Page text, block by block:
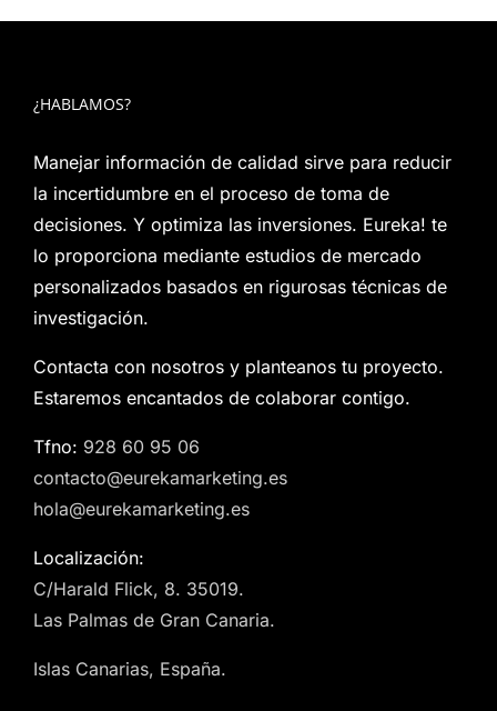
¿HABLAMOS?
Manejar información de calidad sirve para reducir
la incertidumbre en el proceso de toma de
decisiones. Y optimiza las inversiones. Eureka! te
lo proporciona mediante estudios de mercado
personalizados basados en rigurosas técnicas de
investigación.
Contacta con nosotros y planteanos tu proyecto.
Estaremos encantados de colaborar contigo.
Tfno: 928 60 95 06
contacto@eurekamarketing.es
hola@eurekamarketing.es
Localización:
C/Harald Flick, 8. 35019.
Las Palmas de Gran Canaria.
Islas Canarias, España.